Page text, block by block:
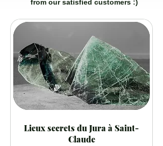
from our satisfied customers :)
Lieux secrets du Jura à Saint-
Claude